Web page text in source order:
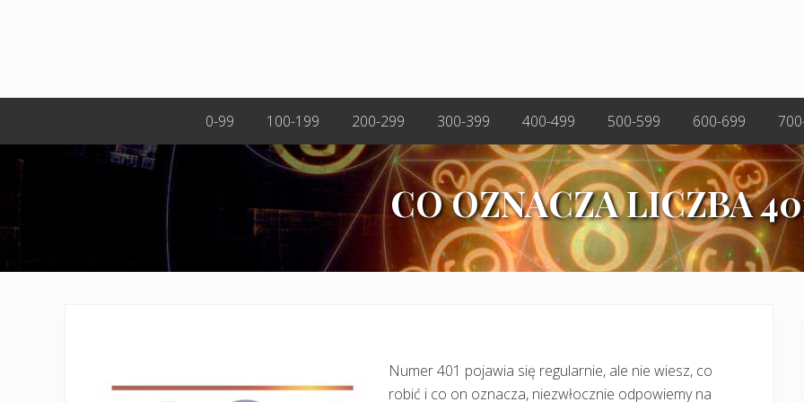
0-99 100-199 200-299 300-399 400-499 500-599 600-699
CO OZNACZA LICZBA
Numer 401 pojawia się regularnie, ale nie wiesz, co
robić i co on oznacza, niezwłocznie odpowiemy na